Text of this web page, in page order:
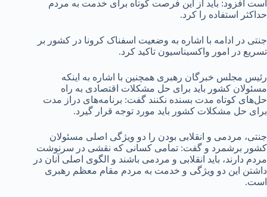
است افزود: باید از این فرصت کوتاه برای خدمت به مردم
حداکثر استفاده را کرد.
جنتی در ادامه با اشاره به وضعیت اسفناک کرونا در کشور بر
تسریع در امور واکسیناسیون تاکید کرد.
رئیس مجلس خبرگان رهبری همچنین با اشاره به اینکه
مسئولان کشور باید برای حل مشکلات اقتصادی به راه
حل‌های کوتاه مدت بسنده نکنند گفت: برنامه‌های دراز مدت
برای حل مشکلات کشور باید مورد توجه قرار گیرد.
جنتی، مردمی و انقلابی بودن را دو ویژگی اصلی مسئولان
کشور برشمرد و گفت: تمامی کسانی که نقشی در سرنوشت
مردم دارند، باید انقلابی و مردمی باشند و الگوی اصلی آنان در
داشتن این دو ویژگی و خدمت به مردم مقام معظم رهبری
است.